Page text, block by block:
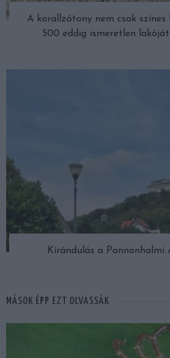
A korallzátony nem csak
500 eddig ismeretlen
Kirándulás a Pannonhalmi
MÁSOK ÉPP EZT OLVASSÁK